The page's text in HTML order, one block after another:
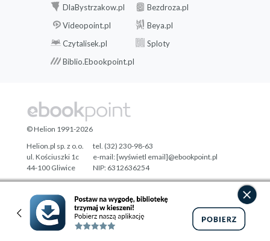
DlaBystrzakow.pl
Bezdroza.pl
Videopoint.pl
Beya.pl
Czytalisek.pl
Sploty
Biblio.Ebookpoint.pl
Designed with ♥ byTonik.pl
© Helion 1991-2026
Helion.pl sp. z o.o.
ul. Kościuszki 1c
44-100 Gliwice
tel. (32) 230-98-63
e-mail:[wyświetl email]@ebookpoint.pl
NIP: 6312636254
Regon: 241989027
Pełna wersja strony »